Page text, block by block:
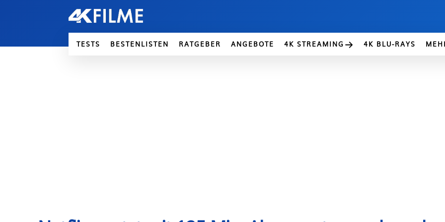
TESTS BESTENLISTEN RATGEBER ANGEBOTE 4K STREAMING 4K BLU-RAYS